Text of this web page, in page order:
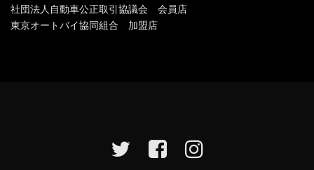
社団法人自動車公正取引協議会 会員店
東京オートバイ協同組合 加盟店